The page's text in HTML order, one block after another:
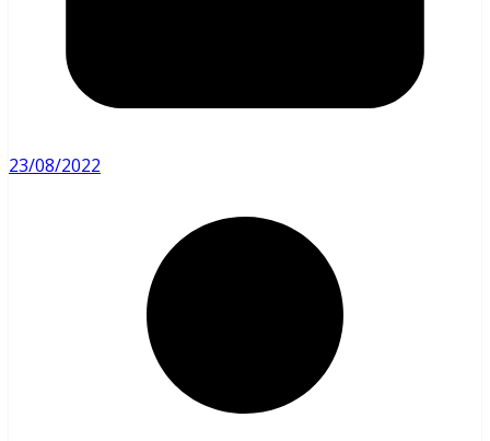
23/08/2022